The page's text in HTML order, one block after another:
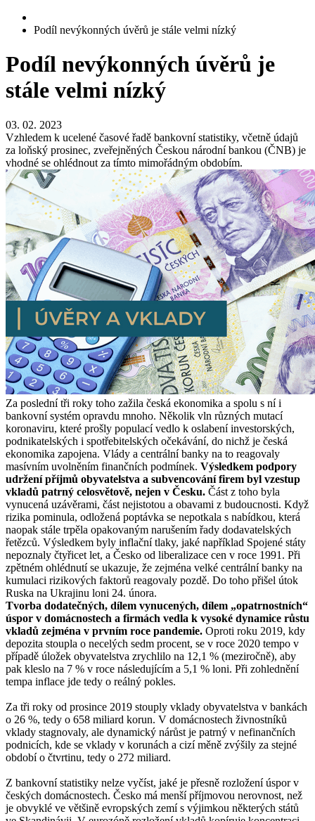
Podíl nevýkonných úvěrů je stále velmi nízký
Podíl nevýkonných úvěrů je
stále velmi nízký
03. 02. 2023
Vzhledem k ucelené časové řadě bankovní statistiky, včetně údajů
za loňský prosinec, zveřejněných Českou národní bankou (ČNB) je
vhodné se ohlédnout za tímto mimořádným obdobím.
Za poslední tři roky toho zažila česká ekonomika a spolu s ní i
bankovní systém opravdu mnoho. Několik vln různých mutací
koronaviru, které prošly populací vedlo k oslabení investorských,
podnikatelských i spotřebitelských očekávání, do nichž je česká
ekonomika zapojena. Vlády a centrální banky na to reagovaly
masívním uvolněním finančních podmínek. Výsledkem podpory
udržení příjmů obyvatelstva a subvencování firem byl vzestup
vkladů patrný celosvětově, nejen v Česku. Část z toho byla
vynucená uzávěrami, část nejistotou a obavami z budoucnosti. Když
rizika pominula, odložená poptávka se nepotkala s nabídkou, která
naopak stále trpěla opakovaným narušením řady dodavatelských
řetězců. Výsledkem byly inflační tlaky, jaké například Spojené státy
nepoznaly čtyřicet let, a Česko od liberalizace cen v roce 1991. Při
zpětném ohlédnutí se ukazuje, že zejména velké centrální banky na
kumulaci rizikových faktorů reagovaly pozdě. Do toho přišel útok
Ruska na Ukrajinu loni 24. února.
Tvorba dodatečných, dílem vynucených, dílem „opatrnostních“
úspor v domácnostech a firmách vedla k vysoké dynamice růstu
vkladů zejména v prvním roce pandemie. Oproti roku 2019, kdy
depozita stoupla o necelých sedm procent, se v roce 2020 tempo v
případě úložek obyvatelstva zrychlilo na 12,1 % (meziročně), aby
pak kleslo na 7 % v roce následujícím a 5,1 % loni. Při zohlednění
tempa inflace jde tedy o reálný pokles.
Za tři roky od prosince 2019 stouply vklady obyvatelstva v bankách
o 26 %, tedy o 658 miliard korun. V domácnostech živnostníků
vklady stagnovaly, ale dynamický nárůst je patrný v nefinančních
podnicích, kde se vklady v korunách a cizí měně zvýšily za stejné
období o čtvrtinu, tedy o 272 miliard.
Z bankovní statistiky nelze vyčíst, jaké je přesně rozložení úspor v
českých domácnostech. Česko má menší příjmovou nerovnost, než
je obvyklé ve většině evropských zemí s výjimkou některých států